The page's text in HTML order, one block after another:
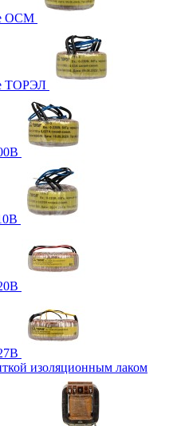
ОСМ
ТОРЭЛ
изоляционным лаком